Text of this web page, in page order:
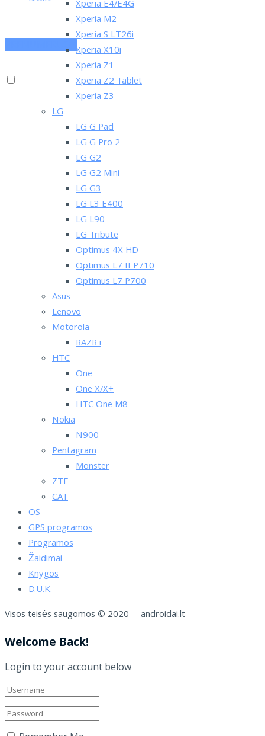
Xperia E4/E4G
Xperia M2
Xperia S LT26i
Xperia X10i
Xperia Z1
Xperia Z2 Tablet
Xperia Z3
LG
LG G Pad
LG G Pro 2
LG G2
LG G2 Mini
LG G3
LG L3 E400
LG L90
LG Tribute
Optimus 4X HD
Optimus L7 II P710
Optimus L7 P700
Asus
Lenovo
Motorola
RAZR i
HTC
One
One X/X+
HTC One M8
Nokia
N900
Pentagram
Monster
ZTE
CAT
OS
GPS programos
Programos
Žaidimai
Knygos
D.U.K.
Visos teisės saugomos © 2020 androidai.lt
Welcome Back!
Login to your account below